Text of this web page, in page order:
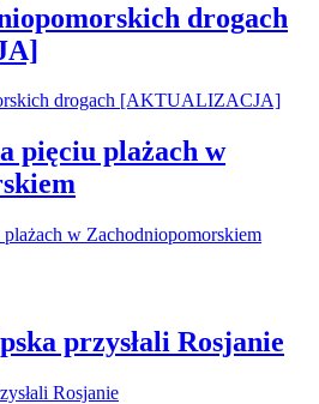
drogach
pięciu plażach w
przysłali Rosjanie